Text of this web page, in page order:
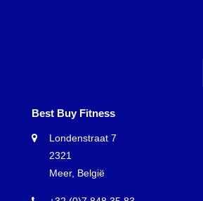
Best Buy Fitness
Londenstraat 7
2321
Meer, België